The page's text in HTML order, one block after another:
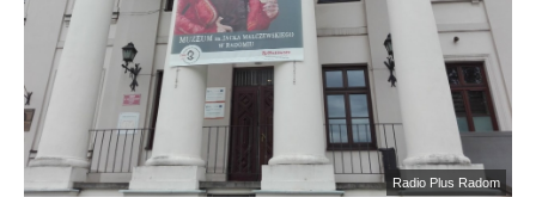
Radio Plus Radom